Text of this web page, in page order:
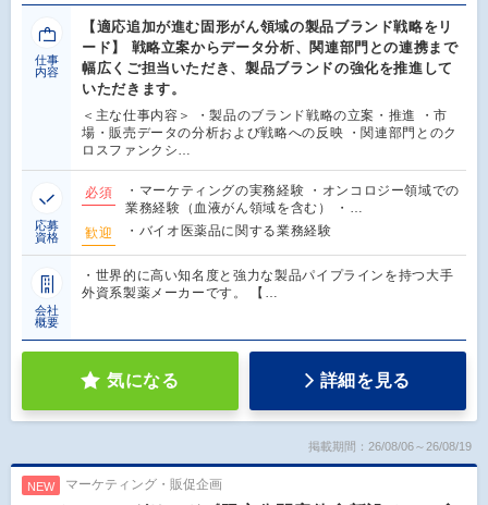
仕事
内容
【適応追加が進む固形がん領域の製品ブランド戦略をリ
ード】 戦略立案からデータ分析、関連部門との連携まで
幅広くご担当いただき、製品ブランドの強化を推進して
いただきます。
＜主な仕事内容＞ ・製品のブランド戦略の立案・推進 ・市
場・販売データの分析および戦略への反映 ・関連部門とのク
ロスファンクシ…
応募
資格
必須
・マーケティングの実務経験 ・オンコロジー領域での
業務経験（血液がん領域を含む） ・…
歓迎
・バイオ医薬品に関する業務経験
会社
概要
・世界的に高い知名度と強力な製品パイプラインを持つ大手
外資系製薬メーカーです。 【…
気になる 詳細を見る
掲載期間：26/08/06～26/08/19
NEW マーケティング・販促企画